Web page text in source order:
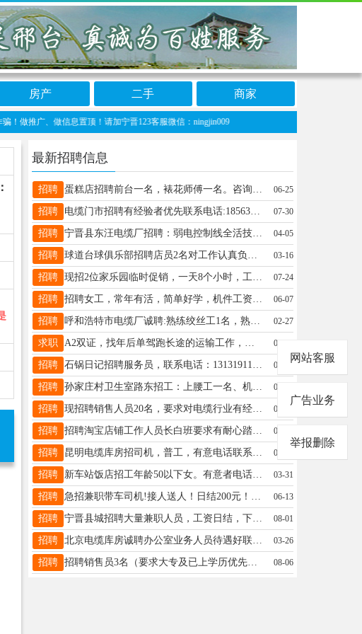
房产 二手 商家
推广、做信息置顶！请加宁晋123客服微信：ningjin009
最新招聘信息
招聘 蛋糕店招聘前台一名，裱花师傅一名。咨询电话15227343758 06-25
招聘 电缆门市招聘有经验者优先联系电话:1856396981913954296939 07-30
招聘 宁晋县东汪电缆厂招聘：弱电控制线全活技工2名（二把刀勿扰）普工4名男女不限联系电话： 15038136656 04-05
招聘 球道台球俱乐部招聘店员2名对工作认真负责有责任心18周岁以上工资面谈有意向的联系15731962796 03-16
招聘 现招2位家乐园临时促销，一天8个小时，工资优厚，随时能上岗，有想干的联系15833679825 07-24
招聘 招聘女工，常年有活，简单好学，机件工资，时间自由，工资每月一结，南关18703296673 06-07
招聘 呼和浩特市电缆厂诚聘:熟练绞丝工1名，熟练承缆工1名，全活熟练工1名。 电缆库房招聘： 司机1名，有经验者优先，工资高、待遇好， 老板宁晋人。 电话：16772123888 13664814866 02-27
求职 A2双证，找年后单驾跑长途的运输工作，（经常拉电缆）有需要的老板随时联系。工资最好趟结。1873390550517692927595 01-30
招聘 石锅日记招聘服务员，联系电话：13131911538 08-15
招聘 孙家庄村卫生室路东招工：上腰工一名、机工等。时间自由～联系电话15833397335 03-09
招聘 现招聘销售人员20名，要求对电缆行业有经验者优先，薪资待遇面议，要求年龄25-45岁，对工作认真。联系电话13363778568地址：宁晋县贾家口镇小河庄村 03-20
招聘 招聘淘宝店铺工作人员长白班要求有耐心踏实有责任心者年龄35岁以下女性必须长期打算工作者短期勿扰工资面议微信 19041398900 03-12
招聘 昆明电缆库房招司机，普工，有意电话联系 18388183006 03-17
招聘 新车站饭店招工年龄50以下女。有意者电话联系15632923525 03-31
招聘 急招兼职带车司机!接人送人！日结200元！不带车100元！工作时长约2小时左右!路程25公里左右!车牌为冀E牌照!仅限8年以内私家车!网约车和出租车勿扰！有意者联系18732923933微信同号！ 06-13
招聘 宁晋县城招聘大量兼职人员，工资日结，下班就结，100-150，管一顿工作餐，早上8.30到下午16点，熟练使用智能手机，18周到45周男女不限 18932544429 08-01
招聘 北京电缆库房诚聘办公室业务人员待遇好联系电话 13241608687 03-26
招聘 招聘销售员3名（要求大专及已上学历优先），外贸员2名，车间组装工2名、试验台实验员2名（要求男，40岁以下优先），工作地址：宁晋县西城区南留村附近机械厂，联系电话；13463890666 08-06
网站客服
广告业务
举报删除